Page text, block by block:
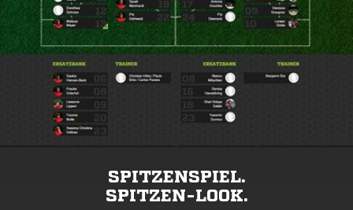
SPITZENSPIEL.
SPITZEN-LOOK.